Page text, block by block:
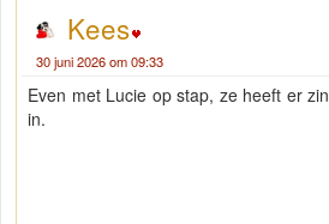
Kees
30 juni 2026 om 09:33
Even met Lucie op stap, ze heeft er zin
in.